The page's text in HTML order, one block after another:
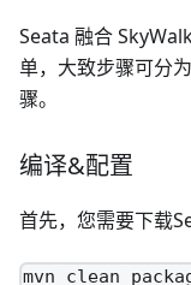
Seata 融合
单，大致步骤可分
骤。
编译&配置
首先，您需要下载
mvn clean